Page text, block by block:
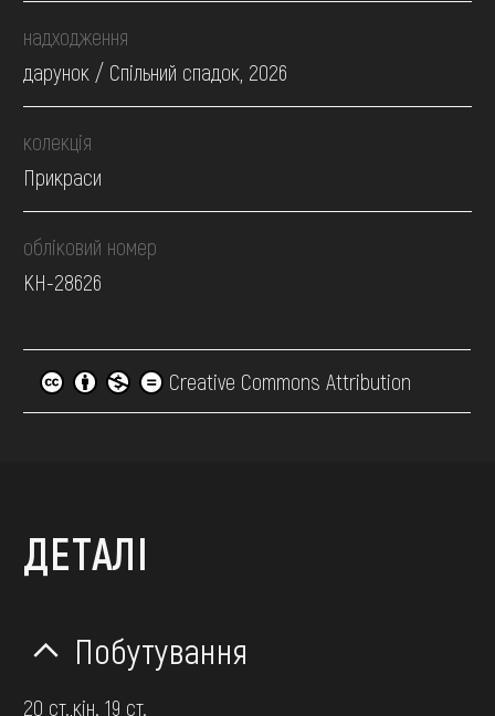
надходження
дарунок / Спільний спадок, 2026
колекція
Прикраси
обліковий номер
КН-28626
Creative Commons Attribution
ДЕТАЛІ
Побутування
20 ст.,кін. 19 ст.